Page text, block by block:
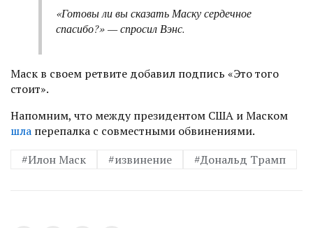
«Готовы ли вы сказать Маску сердечное
спасибо?» — спросил Вэнс.
Маск в своем ретвите добавил подпись «Это того
стоит».
Напомним, что между президентом США и Маском
шла перепалка с совместными обвинениями.
#Илон Маск
#извинение #Дональд Трамп